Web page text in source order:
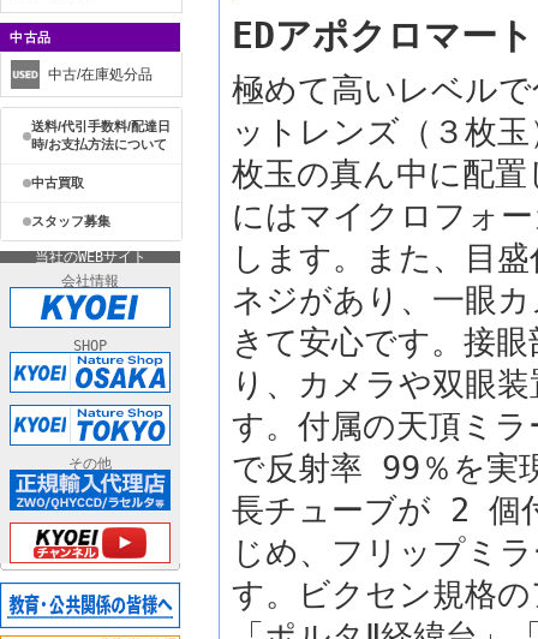
中古品
中古/在庫処分品
送料/代引手数料/配達日
時/お支払方法について
中古買取
スタッフ募集
当社のWEBサイト
会社情報
SHOP
その他
EDアポクロマー
極めて高いレベル
ットレンズ（３枚
枚玉の真ん中に配
にはマイクロフォ
します。また、目
ネジがあり、一眼
きて安心です。接
り、カメラや双眼
す。付属の天頂ミ
で反射率 99％を実
長チューブが 2 個
じめ、フリップミ
す。ビクセン規格